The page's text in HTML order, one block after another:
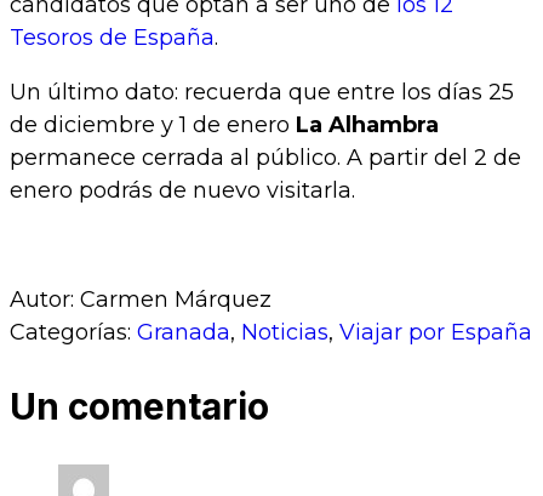
Tesoros de España.
Un último dato: recuerda que entre los días 25
de diciembre y 1 de enero La Alhambra
permanece cerrada al público. A partir del 2 de
enero podrás de nuevo visitarla.
Autor: Carmen Márquez
Categorías: Granada, Noticias, Viajar por España
Un comentario